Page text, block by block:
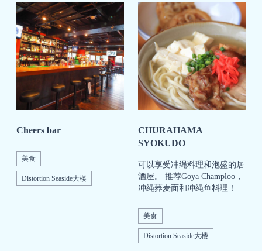
Cheers bar
美食
Distortion Seaside大楼
CHURAHAMA
SYOKUDO
可以享受冲绳料理和泡盛的居
酒屋。 推荐Goya Champloo，
冲绳荞麦面和冲绳鱼料理！
美食
Distortion Seaside大楼